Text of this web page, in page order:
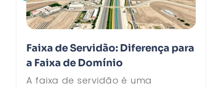
Faixa de Servidão: Diferença para
a Faixa de Domínio
A faixa de servidão é uma